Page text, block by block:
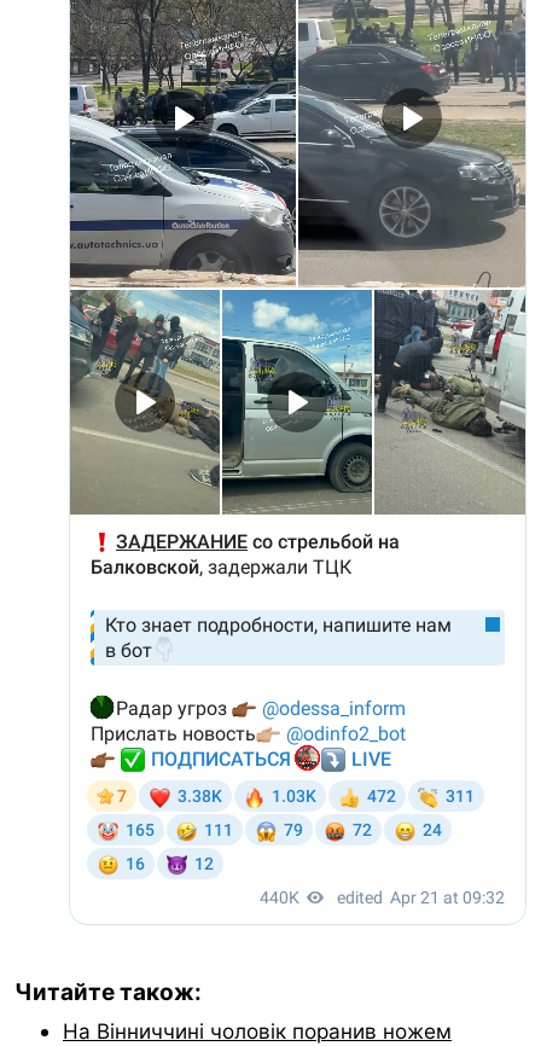
Читайте також:
На Вінниччині чоловік поранив ножем